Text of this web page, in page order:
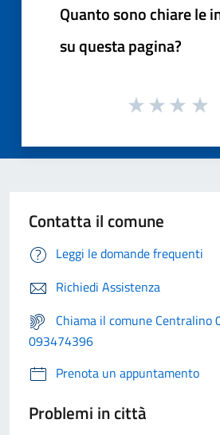
Quanto sono chiare le
su questa pagina?
Contatta il comune
Leggi le domande frequenti
Richiedi Assistenza
Chiama il comune Centralino
093474396
Prenota un appuntamento
Problemi in città